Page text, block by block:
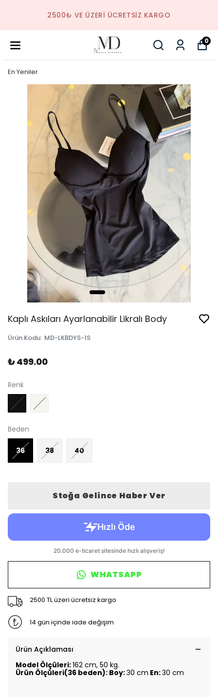
2500₺ VE ÜZERI ÜCRETSIZ KARGO
0
En Yeniler
Kaplı Askıları Ayarlanabilir Likralı Body
Ürün Kodu: MD-LKBDYS-1S
₺ 499.00
Renk
Beden
36 38 40
Stoğa Gelince Haber Ver
WHATSAPP
2500 TL üzeri ücretsiz kargo
14 gün içinde iade değişim
Ürün Açıklaması
Model Ölçüleri:162 cm, 50 kg.
Ürün Ölçüleri(36 beden): Boy:30 cm En:30 cm